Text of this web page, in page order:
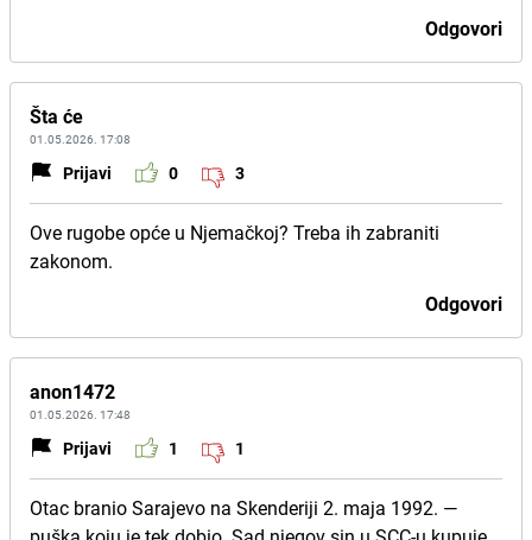
Odgovori
Šta će
01.05.2026. 17:08
Prijavi 0 3
Ove rugobe opće u Njemačkoj? Treba ih zabraniti
zakonom.
Odgovori
anon1472
01.05.2026. 17:48
Prijavi 1 1
Otac branio Sarajevo na Skenderiji 2. maja 1992. —